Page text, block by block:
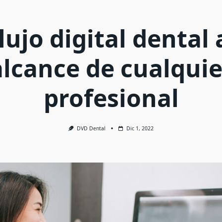
digital dental
de
profesional
DVD Dental Dic 1, 2022